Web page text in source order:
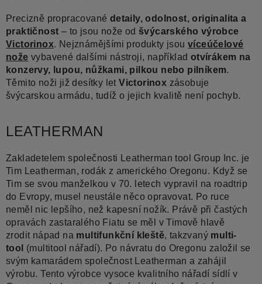
Precizně propracované detaily, odolnost, originalita a
praktičnost – to jsou nože odšvýcarského výrobce
Victorinox. Nejznámějšími produkty jsouvíceúčelové
nože vybavené dalšími nástroji, například otvírákem na
konzervy, lupou, nůžkami, pilkou nebo pilníkem.
Těmito noži již desítky letVictorinox zásobuje
švýcarskou armádu, tudíž o jejich kvalitě není pochyb.
LEATHERMAN
Zakladetelem společnosti Leatherman tool Group Inc. je
Tim Leatherman, rodák z amerického Oregonu. Když se
Tim se svou manželkou v 70. letech vypravil na roadtrip
do Evropy, musel neustále něco opravovat. Po ruce
neměl nic lepšího, než kapesní nožík. Právě při častých
opravách zastaralého Fiatu se měl v Timově hlavě
zrodit nápad na multifunkční kleště, takzvaný multi-
tool
(multitool nářadí). Po návratu do Oregonu založil se
svým kamarádem společnost Leatherman a zahájil
výrobu. Tento výrobce vysoce kvalitního nářadí sídlí v